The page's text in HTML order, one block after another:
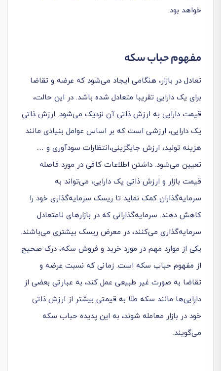
خواهد بود.
مفهوم حباب سکه
تعادل در بازار، هنگامی ایجاد می‌شود که عرضه و تقاضا
برای یک دارایی تقریبا متعادل شده باشد. در این حالت،
قیمت دارایی به ارزش ذاتی آن نزدیک می‌شود. ارزش ذاتی
یک دارایی، ارزشی است که بر اساس عوامل بنیادی مانند
هزینه تولید، ارزش جایگزینی،انتظارات سودآوری و …
تعیین می‌شود. داشتن اطلاعات کافی در مورد فاصله
قیمت بازار و ارزش ذاتی یک دارایی، می‌تواند به
سرمایه‌گذاران کمک نماید تا ریسک سرمایه‌گذاری خود را
کاهش دهند. سرمایه‌گذارانی که در بازارهای نامتعادل
سرمایه‌گذاری می‌کنند، در معرض ریسک بیشتری می‌باشند.
یکی از موارد مهم در مورد خرید و فروش سکه، درک صحیح
از مفهوم حباب سکه است. زمانی که نسبت عرضه و
تقاضا به صورت غیر طبیعی عمل کند، به عبارتی بعضی از
دارایی‌ها مانند سکه طلا به قیمتی بیشتر از ارزش ذاتی
خود در بازار معامله شوند، به این پدیده حباب سکه
می‌گویند.